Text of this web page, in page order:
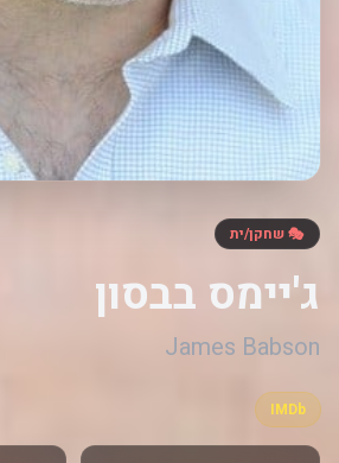
🎭 שחקן/ית
ג'יימס בבסון
James Babson
IMDb